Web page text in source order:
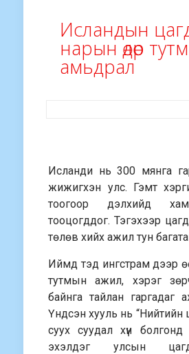
Исландын
нарын өдөр
амьдрал
Исланди нь 300 мянга
жижигхэн улс. Гэмт
тоогоор дэлхийд
тооцогддог. Тэгэхээр
төлөв хийх ажил тун
Иймд тэд ингстрам дээр
тутмын ажил, хэрэг
байнга тайлан гаргадаг
Үндсэн хууль нь
суух суудал хүн
эхэлдэг улсын